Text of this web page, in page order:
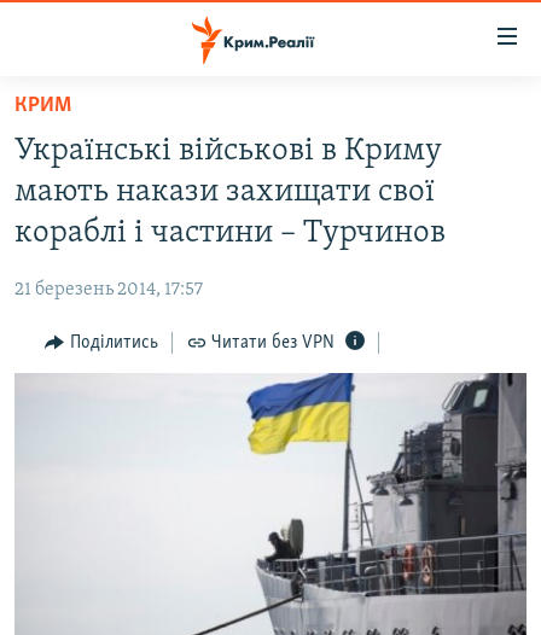
Перейти
основного
матеріалу
до
основної
навігації
Перейти
до
ВОДА.КРИМ
ВІДЕО ТА ФОТО
БЛОГИ
ПОГЛЯД
КРИМ
Українські військові в Криму
мають накази захищати свої
кораблі і частини – Турчинов
21 березень 2014, 17:57
Поділитись Читати без VPN